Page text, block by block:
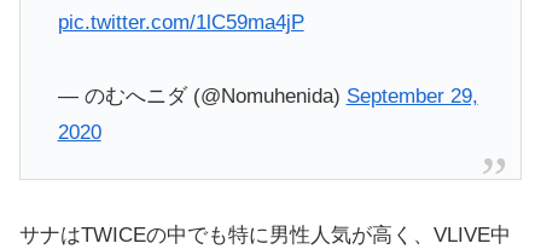
pic.twitter.com/1lC59ma4jP
— のむへニダ (@Nomuhenida) September 29,
2020
サナはTWICEの中でも特に男性人気が高く、VLIVE中